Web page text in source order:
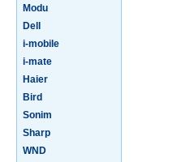
Modu
Dell
i-mobile
i-mate
Haier
Bird
Sonim
Sharp
WND